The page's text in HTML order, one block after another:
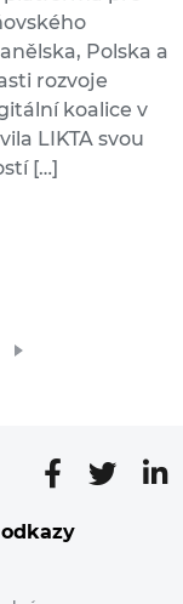
Polska a
rozvoje
koalice v
LIKTA svou
[…]